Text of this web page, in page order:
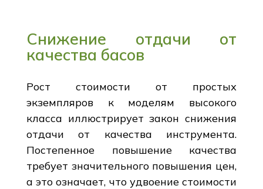
Снижение отдачи от
качества басов
Рост стоимости от простых
экземпляров к моделям высокого
класса иллюстрирует закон снижения
отдачи от качества инструмента.
Постепенное повышение качества
требует значительного повышения цен,
а это означает, что удвоение стоимости